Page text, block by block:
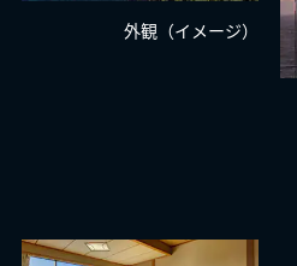
外観（イメージ）